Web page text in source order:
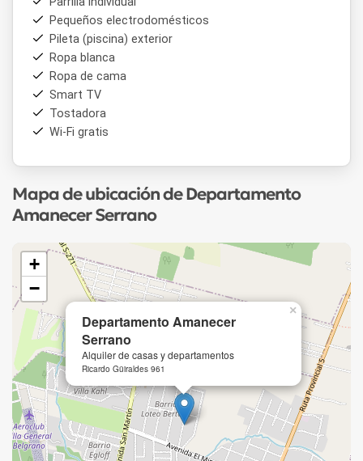
Pequeños electrodomésticos
Pileta (piscina) exterior
Ropa blanca
Ropa de cama
Smart TV
Tostadora
Wi-Fi gratis
Mapa de ubicación de Departamento
Amanecer Serrano
Departamento Amanecer
Serrano
Alquiler de casas y departamentos
Ricardo Güiraldes 961
×
+
−